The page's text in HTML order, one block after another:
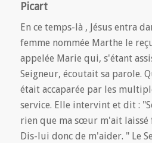
Picart
En ce temps-là , Jésus entra
femme nommée Marthe le
appelée Marie qui, s'étant
Seigneur, écoutait sa parole.
était accaparée par les
service. Elle intervint et dit :
rien que ma sœur m'ait laissé
Dis-lui donc de m'aider. " Le